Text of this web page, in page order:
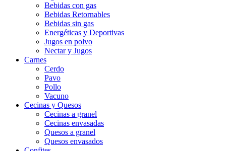
Bebidas con gas
Bebidas Retornables
Bebidas sin gas
Energéticas y Deportivas
Jugos en polvo
Nectar y Jugos
Carnes
Cerdo
Pavo
Pollo
Vacuno
Cecinas y Quesos
Cecinas a granel
Cecinas envasadas
Quesos a granel
Quesos envasados